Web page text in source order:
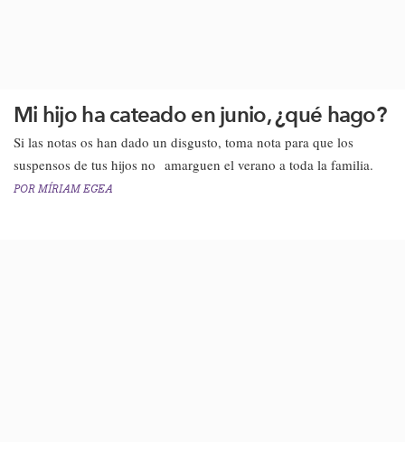
Mi hijo ha cateado en junio, ¿qué hago?
Si las notas os han dado un disgusto, toma nota para que los
suspensos de tus hijos no amarguen el verano a toda la familia.
POR MÍRIAM EGEA